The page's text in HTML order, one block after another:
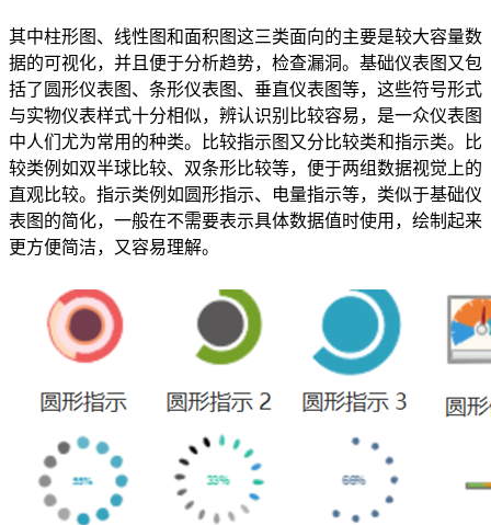
其中柱形图、线性图和面积图这三类面向的主要是较大容量数
据的可视化，并且便于分析趋势，检查漏洞。基础仪表图又包
括了圆形仪表图、条形仪表图、垂直仪表图等，这些符号形式
与实物仪表样式十分相似，辨认识别比较容易，是一众仪表图
中人们尤为常用的种类。比较指示图又分比较类和指示类。比
较类例如双半球比较、双条形比较等，便于两组数据视觉上的
直观比较。指示类例如圆形指示、电量指示等，类似于基础仪
表图的简化，一般在不需要表示具体数据值时使用，绘制起来
更方便简洁，又容易理解。